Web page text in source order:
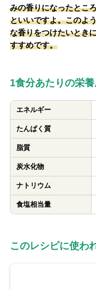
みの香りになったとこ
といいですよ。このよ
な香りをつけたいとき
すすめです。
1食分あたりの栄
エネルギー
たんぱく質
脂質
炭水化物
ナトリウム
食塩相当量
このレシピに使わ